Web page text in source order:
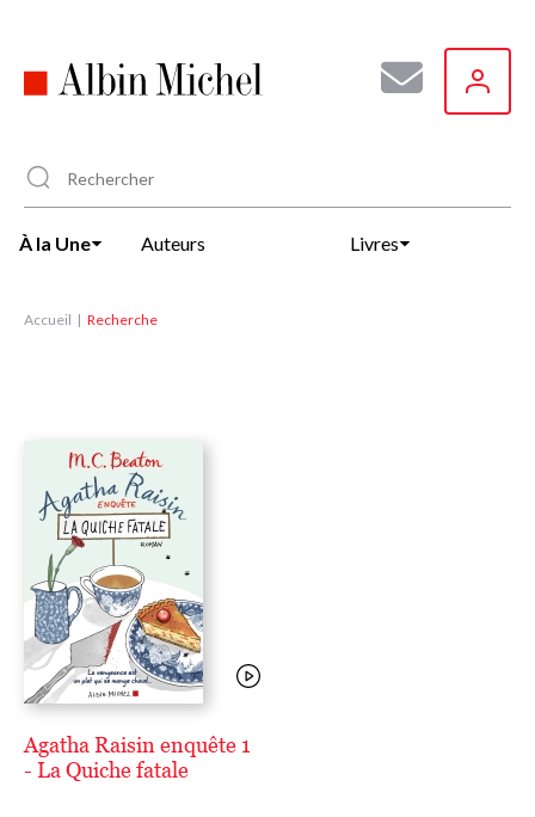
principal
À la Une Auteurs Livres
Accueil Recherche
Agatha Raisin enquête 1
- La Quiche fatale